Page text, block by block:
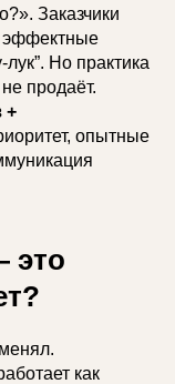
Заказчики
эффектные
Но практика
продаёт.
+
опытные
это
как